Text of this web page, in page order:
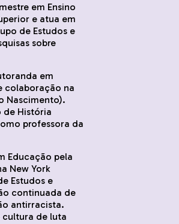
em Ensino
e atua em
de Estudos e
sobre
em
colaboração na
Nascimento).
de História
professora da
Educação pela
New York
Estudos e
continuada de
antirracista.
cultura de luta